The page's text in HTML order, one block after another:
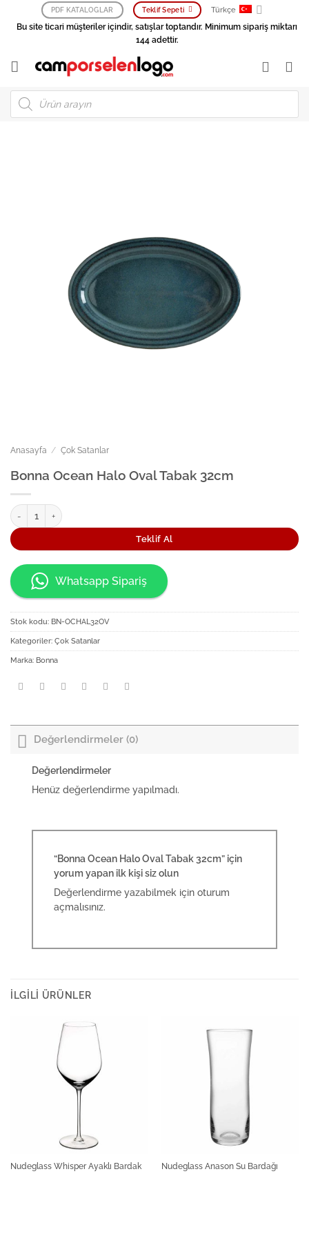
PDF KATALOGLAR Teklif Sepeti Türkçe
Bu site ticari müşteriler içindir, satışlar toptandır. Minimum sipariş miktarı
144 adettir.
Products
search
Anasayfa / Çok Satanlar
Bonna Ocean Halo Oval Tabak 32cm
Bonna Ocean Halo Oval Tabak 32cm adet
Teklif Al
Whatsapp Sipariş
Stok kodu: BN-OCHAL32OV
Kategoriler: Çok Satanlar
Marka: Bonna
Değerlendirmeler (0)
Değerlendirmeler
Henüz değerlendirme yapılmadı.
“Bonna Ocean Halo Oval Tabak 32cm” için
yorum yapan ilk kişi siz olun
Değerlendirme yazabilmek içinoturum
açmalısınız.
İLGILI ÜRÜNLER
Nudeglass Whisper Ayaklı Bardak Nudeglass Anason Su Bardağı